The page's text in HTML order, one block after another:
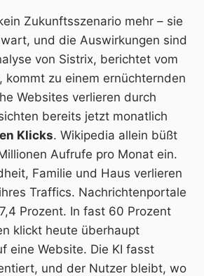
Zukunftsszenario mehr – sie
und die Auswirkungen sind
von Sistrix, berichtet vom
, kommt zu einem ernüchternden
Websites verlieren durch
bereits jetzt monatlich
Klicks. Wikipedia allein büßt
Aufrufe pro Monat ein.
Familie und Haus verlieren
Traffics. Nachrichtenportale
Prozent. In fast 60 Prozent
klickt heute überhaupt
eine Website. Die KI fasst
und der Nutzer bleibt, wo